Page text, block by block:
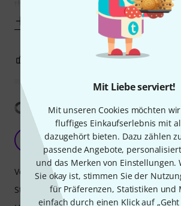
Mit Liebe serviert!
Mit unseren Cookies möchten
fluffiges Einkaufserlebnis mit
dazugehört bieten. Dazu zählen
passende Angebote,
und das Merken von Einstellungen.
Sie okay ist, stimmen Sie der
für Präferenzen, Statistiken und
einfach durch einen Klick auf „Geht
the bass drum. It' s a really
BEWERTUNG MELDEN
Übersetzung anzeigen
Bry Cool
21 Guns 12.07.2024
Verarbeitung
Stabilität